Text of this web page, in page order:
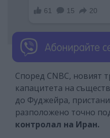
Според CNBC, новият
капацитета на
до Фуджейра,
разположено точно
контролал на Иран.